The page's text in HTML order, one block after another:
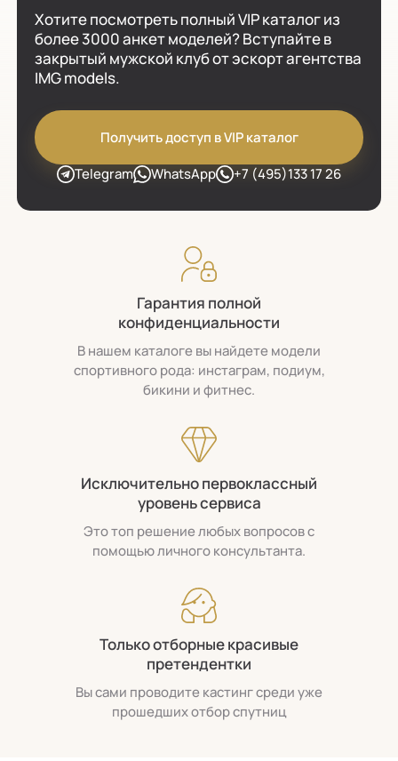
Хотите посмотреть полный VIP каталог из
более 3000 анкет моделей? Вступайте в
закрытый мужской клуб от эскорт агентства
IMG models.
Получить доступ в VIP каталог
Telegram
WhatsApp +7 (495)133 17 26
Гарантия полной
конфиденциальности
В нашем каталоге вы найдете модели
спортивного рода: инстаграм, подиум,
бикини и фитнес.
Исключительно первоклассный
уровень сервиса
Это топ решение любых вопросов с
помощью личного консультанта.
Только отборные красивые
претендентки
Вы сами проводите кастинг среди уже
прошедших отбор спутниц